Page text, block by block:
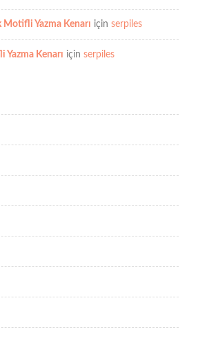
Motifli Yazma Kenarı için serpiles
Yazma Kenarı için serpiles